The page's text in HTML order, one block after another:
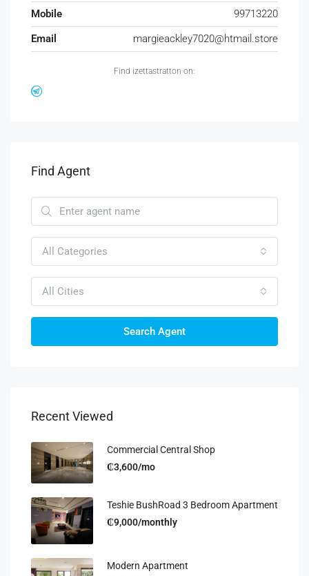
Mobile
99713220
Email
margieackley7020@htmail.store
Find izettastratton on:
Find Agent
All Categories
All Cities
Search Agent
Recent Viewed
Commercial Central Shop
₵3,600/mo
Teshie BushRoad 3 Bedroom Apartment
₵9,000/monthly
Modern Apartment